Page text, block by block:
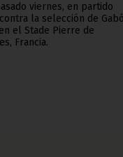
viernes, en partido
la selección de
el Stade Pierre de
Francia.